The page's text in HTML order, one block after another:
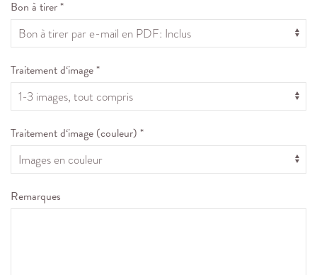
Bon à tirer *
Traitement d‘image *
Traitement d‘image (couleur) *
Remarques